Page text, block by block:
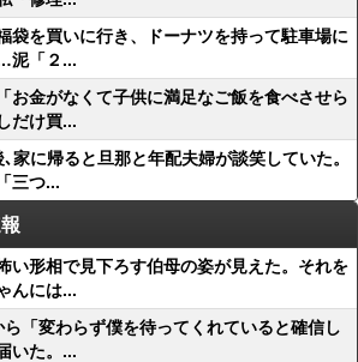
袋を買いに行き、ドーナツを持って駐車場に
泥「２...
お金がなくて子供に満足なご飯を食べさせら
だけ買...
家に帰ると旦那と年配夫婦が談笑していた。
三つ...
い形相で見下ろす伯母の姿が見えた。それを
んには...
「変わらず僕を待ってくれていると確信し
いた。...